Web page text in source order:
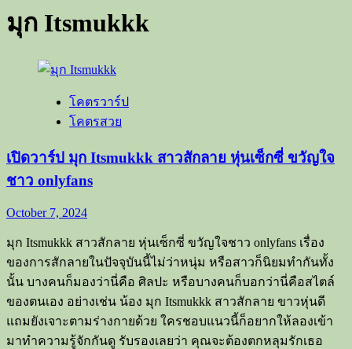
มุก Itsmukkk
โคตรวาร์ป
โคตรสวย
เปิดวาร์ป มุก Itsmukkk สาวสักลาย หุ่นเซ็กซี่ ขวัญใจ
ชาว onlyfans
October 7, 2024
มุก Itsmukkk สาวสักลาย หุ่นเซ็กซี่ ขวัญใจชาว onlyfans เรื่อง
ของการสักลายในปัจจุบันนี้ไม่ว่าหนุ่ม หรือสาวก็นิยมทำกันทั้ง
นั้น บางคนก็มองว่านี่คือ ศิลปะ หรือบางคนก็บอกว่านี่คือสไตล์
ของตนเอง อย่างเช่น น้อง มุก Itsmukkk สาวสักลาย ขาวหุ่นดี
แถมยังเจาะตามร่างกายด้วย ใครชอบแนวนี้ก็อยากให้ลองเข้า
มาทำความรู้จักกันดู รับรองเลยว่า คุณจะต้องตกหลุมรักเธอ